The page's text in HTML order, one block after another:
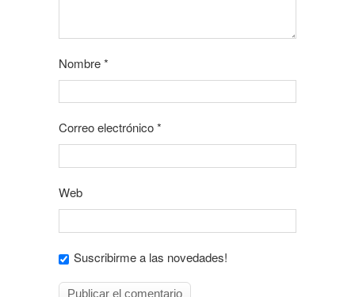
Nombre*
Correo electrónico*
Web
Suscribirme a las novedades!